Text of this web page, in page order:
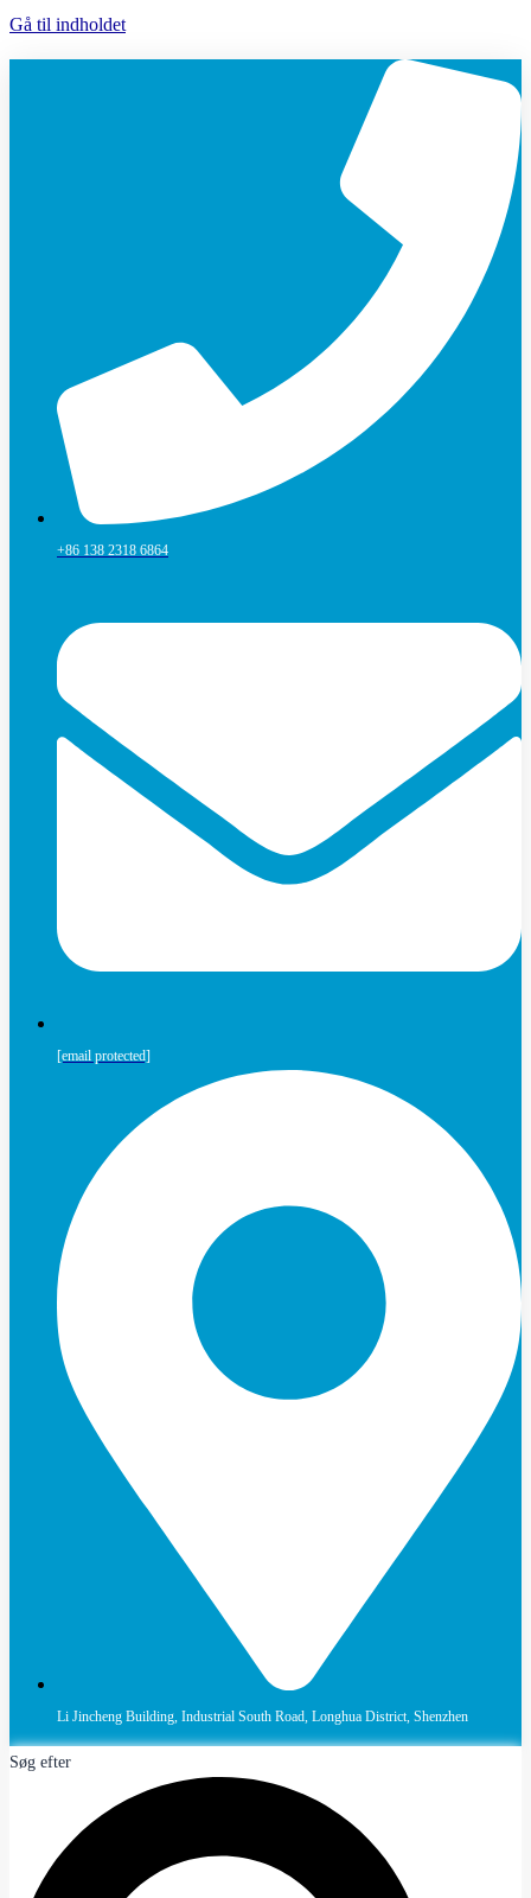
Gå til indholdet
+86 138 2318 6864
[email protected]
Li Jincheng Building, Industrial South Road, Longhua District, Shenzhen
Søg efter